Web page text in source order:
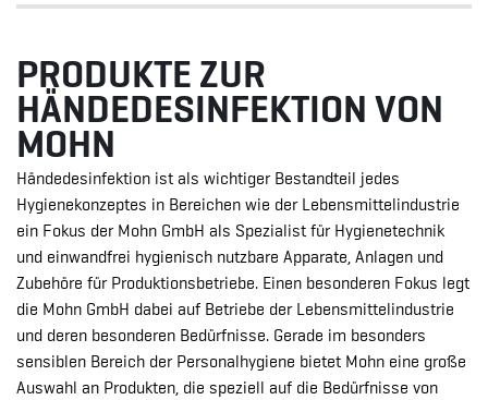
PRODUKTE ZUR
HÄNDEDESINFEKTION VON
MOHN
Händedesinfektion ist als wichtiger Bestandteil jedes
Hygienekonzeptes in Bereichen wie der Lebensmittelindustrie
ein Fokus der Mohn GmbH als Spezialist für Hygienetechnik
und einwandfrei hygienisch nutzbare Apparate, Anlagen und
Zubehöre für Produktionsbetriebe. Einen besonderen Fokus legt
die Mohn GmbH dabei auf Betriebe der Lebensmittelindustrie
und deren besonderen Bedürfnisse. Gerade im besonders
sensiblen Bereich der Personalhygiene bietet Mohn eine große
Auswahl an Produkten, die speziell auf die Bedürfnisse von